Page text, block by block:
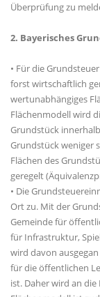
Überprüfung zu
2. Bayerisches
• Für die
forst wirtschaftlich
wertunabhängiges
Flächenmodell wird
Grundstück
Grundstück weniger
Flächen des
geregelt
• Die
Ort zu. Mit der
Gemeinde für
für Infrastruktur,
wird davon
für die öffentlichen
ist. Daher wird an